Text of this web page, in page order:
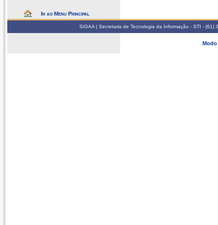
Ir ao Menu Principal
SIGAA | Secretaria de Tecnologia da Informação - STI -
Modo